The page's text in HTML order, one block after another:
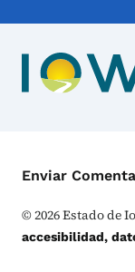
Menú de
Enviar
©2026Estado de
accesibilidad,